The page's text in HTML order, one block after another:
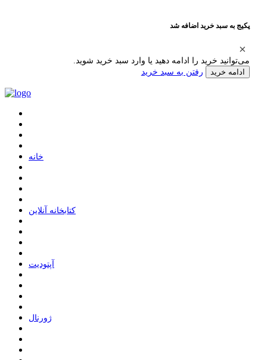
پکیج به سبد خرید اضافه شد
می‌توانید خرید را ادامه دهید یا وارد سبد خرید شوید.
ادامه خرید رفتن به سبد خرید
ﺧﺎﻧﻪ
ﮐﺘﺎﺑﺨﺎﻧﻪ ﺁﻧﻼﯾﻦ
ﺁﭘﺘﻮﺩﯾﺖ
ﮊﻭﺭﻧﺎﻝ